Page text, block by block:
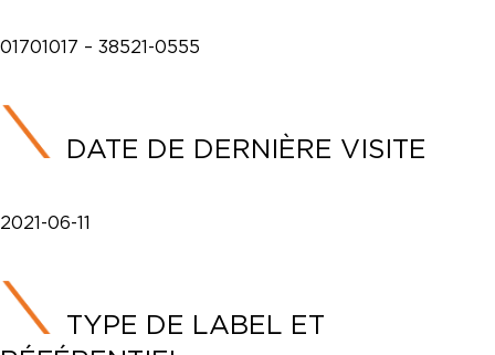
01701017 – 38521-0555
DATE DE DERNIÈRE VISITE
2021-06-11
TYPE DE LABEL ET